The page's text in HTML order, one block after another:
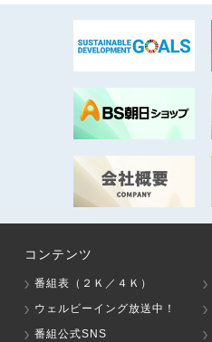
コンテンツ
番組表（２Ｋ／４Ｋ）
ウェルビーイング放送中！
番組公式SNS